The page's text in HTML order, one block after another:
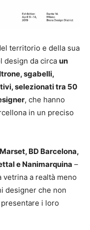
territorio e della sua
design da circa un
sgabelli,
selezionati tra 50
, che hanno
in un preciso
Marset, BD Barcelona,
e Nanimarquina –
a realtà meno
designer che non
i loro